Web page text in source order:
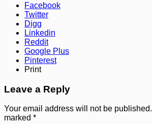
Facebook
Twitter
Digg
Linkedin
Reddit
Google Plus
Pinterest
Print
Leave a Reply
Your email address will not be published.
marked *